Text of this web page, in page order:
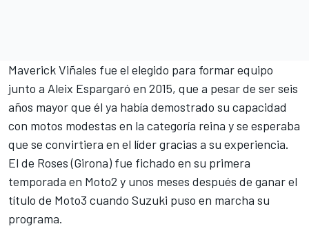
Maverick Viñales fue el elegido para formar equipo
junto a Aleix Espargaró en 2015, que a pesar de ser seis
años mayor que él ya había demostrado su capacidad
con motos modestas en la categoría reina y se esperaba
que se convirtiera en el líder gracias a su experiencia.
El de Roses (Girona) fue fichado en su primera
temporada en Moto2 y unos meses después de ganar el
título de Moto3 cuando Suzuki puso en marcha su
programa.